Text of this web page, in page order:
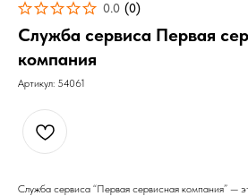
0.0 (0)
Служба сервиса Первая
компания
Артикул: 54061
Служба сервиса “Первая сервисная компания” —